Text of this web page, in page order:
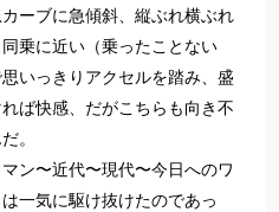
ーブに急傾斜、縦ぶれ横ぶれ
乗に近い（乗ったことない
いっきりアクセルを踏み、盛
ば快感、だがこちらも向き不
。
ン〜近代〜現代〜今日へのワ
一気に駆け抜けたのであっ